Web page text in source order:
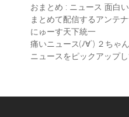
おまとめ : ニュース 面白
まとめて配信するアンテナ
にゅーす天下統一
痛いニュース(ﾉ∀`) ２ちゃ
ニュースをピックアップし